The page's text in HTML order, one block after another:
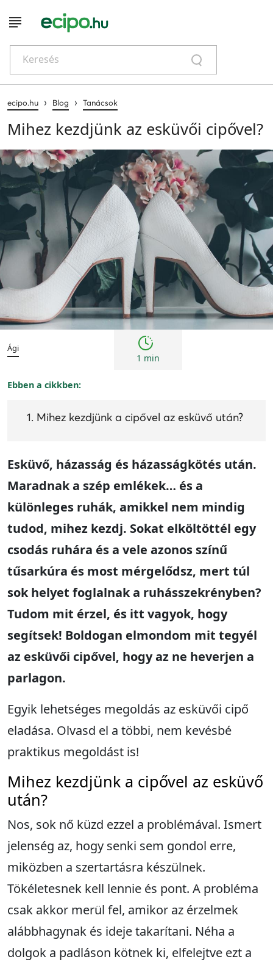
Keresés
ecipo.hu › Blog › Tanácsok
Mihez kezdjünk az esküvői cipővel?
Tanácsok
Ági
1 min
Ebben a cikkben:
Mihez kezdjünk a cipővel az esküvő után?
Esküvő, házasság és házasságkötés után.
Maradnak a szép emlékek… és a
különleges ruhák, amikkel nem mindig
tudod, mihez kezdj. Sokat elköltöttél egy
csodás ruhára és a vele azonos színű
tűsarkúra és most mérgelődsz, mert túl
sok helyet foglalnak a ruhásszekrényben?
Tudom mit érzel, és itt vagyok, hogy
segítsek! Boldogan elmondom mit tegyél
az esküvői cipővel, hogy az ne heverjen a
parlagon.
Egyik lehetséges megoldás az esküvői cipő
eladása. Olvasd el a többi, nem kevésbé
praktikus megoldást is!
Mihez kezdjünk a cipővel az esküvő
után?
Nos, sok nő küzd ezzel a problémával. Ismert
jelenség az, hogy senki sem gondol erre,
miközben a szertartásra készülnek.
Tökéletesnek kell lennie és pont. A probléma
csak akkor merül fel, amikor az érzelmek
alábbhagynak és ideje takarítani. Néha a
dolgok a padláson kötnek ki, elfelejtve ezt a